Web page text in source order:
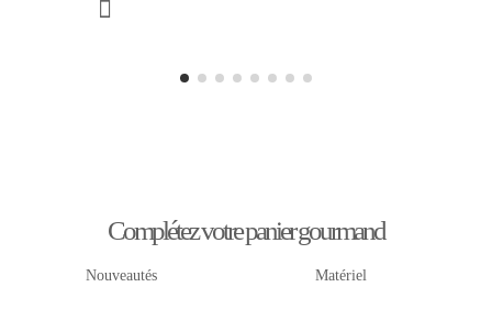
Complétez votre panier gourmand
Nouveautés Matériel